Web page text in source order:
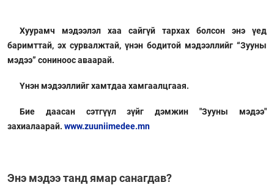
Хуурамч мэдээлэл хаа сайгүй тархах болсон энэ үед
баримттай, эх сурвалжтай, үнэн бодитой мэдээллийг “Зууны
мэдээ” сониноос аваарай.
Үнэн мэдээллийг хамтдаа хамгаалцгаая.
Бие даасан сэтгүүл зүйг дэмжин "Зууны мэдээ"
захиалаарай. www.zuuniimedee.mn
Энэ мэдээ танд ямар санагдав?